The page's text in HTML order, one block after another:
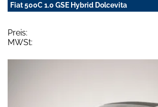
Fiat 500C 1.0 GSE Hybrid Dolcevita
Preis:
MWSt: